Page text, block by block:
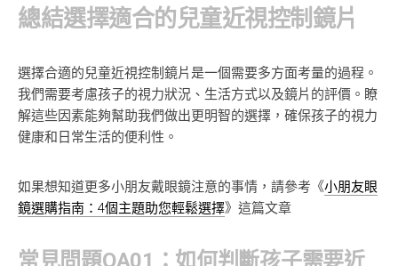
總結選擇適合的兒童近視控制鏡片
選擇合適的兒童近視控制鏡片是一個需要多方面考量的過程。
我們需要考慮孩子的視力狀況、生活方式以及鏡片的評價。瞭
解這些因素能夠幫助我們做出更明智的選擇，確保孩子的視力
健康和日常生活的便利性。
如果想知道更多小朋友戴眼鏡注意的事情，請參考《小朋友眼
鏡選購指南：4個主題助您輕鬆選擇》這篇文章
常見問題QA01：如何判斷孩子需要近